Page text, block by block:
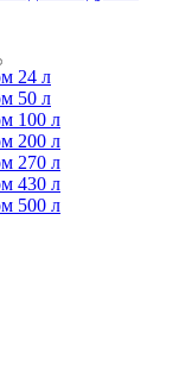
24 л
50 л
100 л
200 л
270 л
430 л
500 л